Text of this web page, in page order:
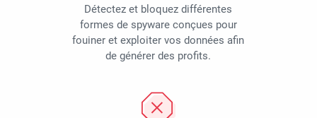
Détectez et bloquez différentes
formes de spyware conçues pour
fouiner et exploiter vos données afin
de générer des profits.